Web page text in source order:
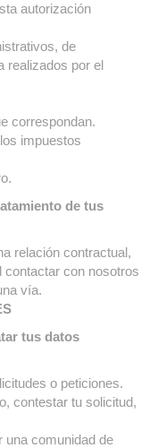
autorización
de
realizados por el
correspondan.
impuestos
de tus
relación contractual,
contactar con nosotros
vía.
tus datos
o peticiones.
contestar tu solicitud,
una comunidad de